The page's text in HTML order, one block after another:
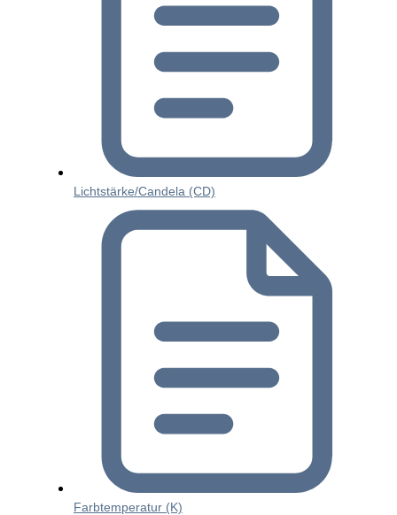
Lichtstärke/Candela (CD)
Farbtemperatur (K)